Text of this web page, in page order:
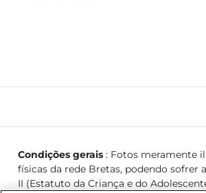
Condições gerais: Fotos meramente
físicas da rede Bretas, podendo sofrer
II (Estatuto da Criança e do